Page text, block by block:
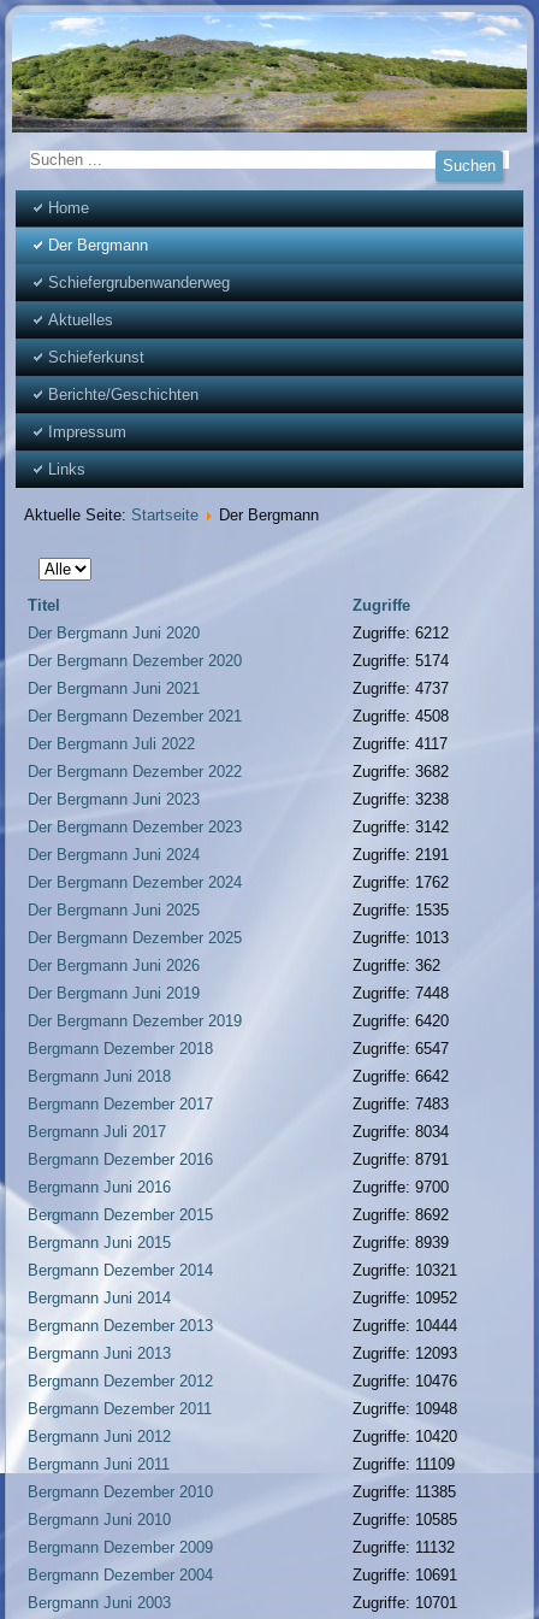
Home
Der Bergmann
Schiefergrubenwanderweg
Aktuelles
Schieferkunst
Berichte/Geschichten
Impressum
Links
Aktuelle Seite: Startseite Der Bergmann
Anzeige
Titel
Zugriffe
Der Bergmann Juni 2020
Zugriffe: 6212
Der Bergmann Dezember 2020
Zugriffe: 5174
Der Bergmann Juni 2021
Zugriffe: 4737
Der Bergmann Dezember 2021
Zugriffe: 4508
Der Bergmann Juli 2022
Zugriffe: 4117
Der Bergmann Dezember 2022
Zugriffe: 3682
Der Bergmann Juni 2023
Zugriffe: 3238
Der Bergmann Dezember 2023
Zugriffe: 3142
Der Bergmann Juni 2024
Zugriffe: 2191
Der Bergmann Dezember 2024
Zugriffe: 1762
Der Bergmann Juni 2025
Zugriffe: 1535
Der Bergmann Dezember 2025
Zugriffe: 1013
Der Bergmann Juni 2026
Zugriffe: 362
Der Bergmann Juni 2019
Zugriffe: 7448
Der Bergmann Dezember 2019
Zugriffe: 6420
Bergmann Dezember 2018
Zugriffe: 6547
Bergmann Juni 2018
Zugriffe: 6642
Bergmann Dezember 2017
Zugriffe: 7483
Bergmann Juli 2017
Zugriffe: 8034
Bergmann Dezember 2016
Zugriffe: 8791
Bergmann Juni 2016
Zugriffe: 9700
Bergmann Dezember 2015
Zugriffe: 8692
Bergmann Juni 2015
Zugriffe: 8939
Bergmann Dezember 2014
Zugriffe: 10321
Bergmann Juni 2014
Zugriffe: 10952
Bergmann Dezember 2013
Zugriffe: 10444
Bergmann Juni 2013
Zugriffe: 12093
Bergmann Dezember 2012
Zugriffe: 10476
Bergmann Dezember 2011
Zugriffe: 10948
Bergmann Juni 2012
Zugriffe: 10420
Bergmann Juni 2011
Zugriffe: 11109
Bergmann Dezember 2010
Zugriffe: 11385
Bergmann Juni 2010
Zugriffe: 10585
Bergmann Dezember 2009
Zugriffe: 11132
Bergmann Dezember 2004
Zugriffe: 10691
Bergmann Juni 2003
Zugriffe: 10701